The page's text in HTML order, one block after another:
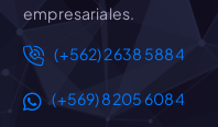
empresariales.
(+562) 2638 5884
(+569) 8205 6084